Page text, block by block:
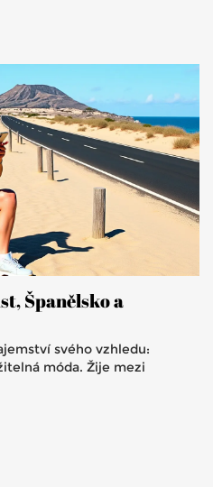
Španělsko a
svého vzhledu:
móda. Žije mezi